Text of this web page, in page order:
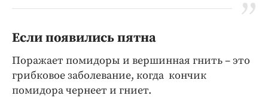
Если появились пятна
Поражает помидоры и вершинная гнить – это
грибковое заболевание, когда кончик
помидора чернеет и гниет.